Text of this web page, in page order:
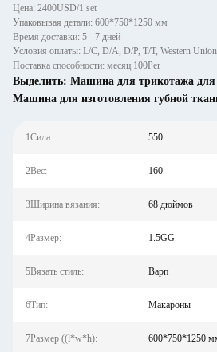
Цена: 2400USD/1 set
Упаковывая детали: 600*750*1250 мм
Время доставки: 5 - 7 дней
Условия оплаты: L/C, D/A, D/P, T/T, Western
Поставка способности: месяц 100Per
Выделить: Машина для трикотажа для
Машина для изготовления губной
1Сила: 550
2Вес: 160
3Ширина вязания: 68 дюймов
4Размер: 1.5GG
5Вязать стиль: Варп
6Тип: Макароны
7Размер ((l*w*h): 600*750*1250